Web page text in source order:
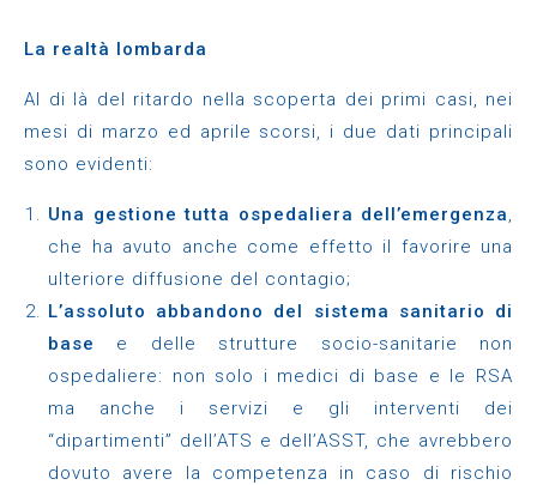
La realtà lombarda
Al di là del ritardo nella scoperta dei primi casi, nei
mesi di marzo ed aprile scorsi, i due dati principali
sono evidenti:
Una gestione tutta ospedaliera dell’emergenza,
che ha avuto anche come effetto il favorire una
ulteriore diffusione del contagio;
L’assoluto abbandono del sistema sanitario di
base
e delle strutture socio-sanitarie non
ospedaliere: non solo i medici di base e le RSA
ma anche i servizi e gli interventi dei
“dipartimenti” dell’ATS e dell’ASST, che avrebbero
dovuto avere la competenza in caso di rischio